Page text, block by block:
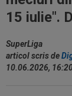
15 iulie".
SuperLiga
articol scris de
10.06.2026,